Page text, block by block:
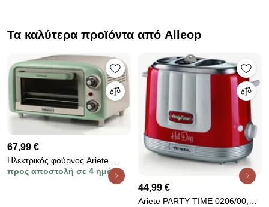
Τα καλύτερα προϊόντα από Alleop
67,99 €
Ηλεκτρικός φούρνος Ariete
VINTAGE 3919/04, 800W, 10 l,
3 λειτουργίες, Μέχρι 230°C,
προς αποστολή σε 4 ημέρες
44,99 €
Ariete PARTY TIME 0206/00,